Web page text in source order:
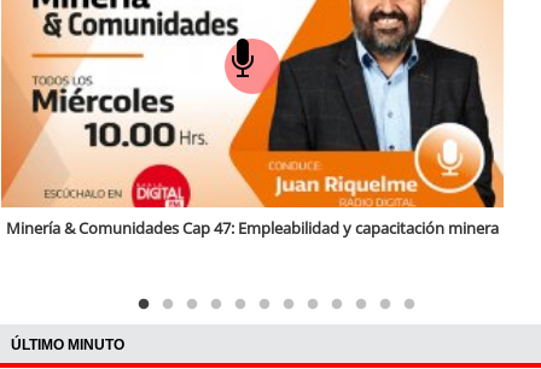
Minería & Comunidades Cap 46: Capital humano local
ÚLTIMO MINUTO